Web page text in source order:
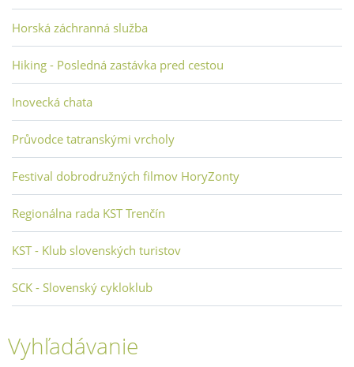
Horská záchranná služba
Hiking - Posledná zastávka pred cestou
Inovecká chata
Průvodce tatranskými vrcholy
Festival dobrodružných filmov HoryZonty
Regionálna rada KST Trenčín
KST - Klub slovenských turistov
SCK - Slovenský cykloklub
Vyhľadávanie